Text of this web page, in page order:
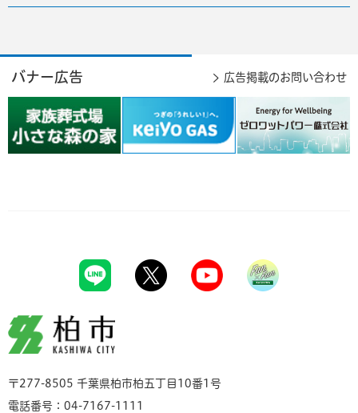
バナー広告 広告掲載のお問い合わせ
柏市
〒277-8505 千葉県柏市柏五丁目10番1号
電話番号：04-7167-1111